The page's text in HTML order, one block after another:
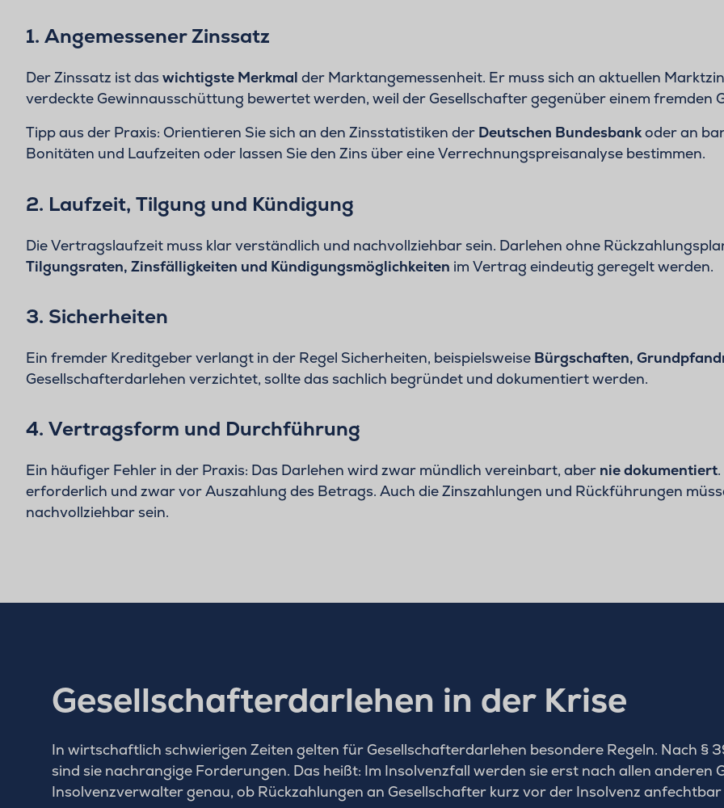
1. Angemessener Zinssatz
Der Zinssatz ist das wichtigste Merkmal der Marktangemessenheit. Er muss sich an aktuellen
verdeckte Gewinnausschüttung bewertet werden, weil der Gesellschafter gegenüber einem fremden
Tipp aus der Praxis: Orientieren Sie sich an den Zinsstatistiken der Deutschen Bundesbankoder an
Bonitäten und Laufzeiten oder lassen Sie den Zins über eine Verrechnungspreisanalyse bestimmen.
2. Laufzeit, Tilgung und Kündigung
Die Vertragslaufzeit muss klar verständlich und nachvollziehbar sein. Darlehen ohne
Tilgungsraten, Zinsfälligkeiten und Kündigungsmöglichkeiten im Vertrag eindeutig geregelt werden.
3. Sicherheiten
Ein fremder Kreditgeber verlangt in der Regel Sicherheiten, beispielsweise Bürgschaften,
Gesellschafterdarlehen verzichtet, sollte das sachlich begründet und dokumentiert werden.
4. Vertragsform und Durchführung
Ein häufiger Fehler in der Praxis: Das Darlehen wird zwar mündlich vereinbart, aber nie dokumentiert
erforderlich und zwar vor Auszahlung des Betrags. Auch die Zinszahlungen und Rückführungen
nachvollziehbar sein.
Gesellschafterdarlehen in der Krise
In wirtschaftlich schwierigen Zeiten gelten für Gesellschafterdarlehen besondere Regeln. Nach §
sind sie nachrangige Forderungen. Das heißt: Im Insolvenzfall werden sie erst nach allen anderen
Insolvenzverwalter genau, ob Rückzahlungen an Gesellschafter kurz vor der Insolvenz anfechtbar